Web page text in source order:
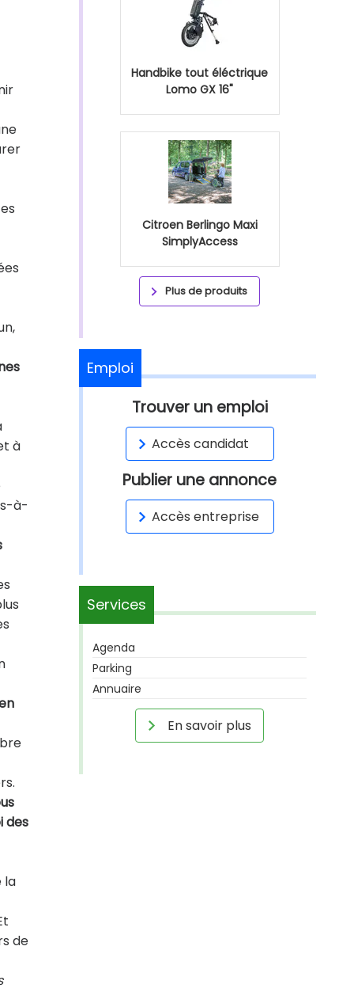
à
à-
des
la
de
Handbike tout éléctrique
Lomo GX 16"
Citroen Berlingo Maxi
SimplyAccess
Plus de produits
Emploi
Trouver un emploi
Accès candidat
Publier une annonce
Accès entreprise
Services
Agenda
Parking
Annuaire
En savoir plus